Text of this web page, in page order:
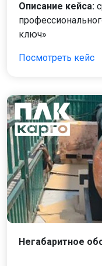
Описание кейса:
ключ»
Посмотреть кейс
Негабаритное